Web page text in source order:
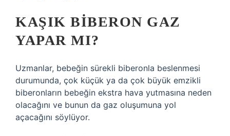
KAŞIK BIBERON GAZ
YAPAR MI?
Uzmanlar, bebeğin sürekli biberonla beslenmesi
durumunda, çok küçük ya da çok büyük emzikli
biberonların bebeğin ekstra hava yutmasına neden
olacağını ve bunun da gaz oluşumuna yol
açacağını söylüyor.